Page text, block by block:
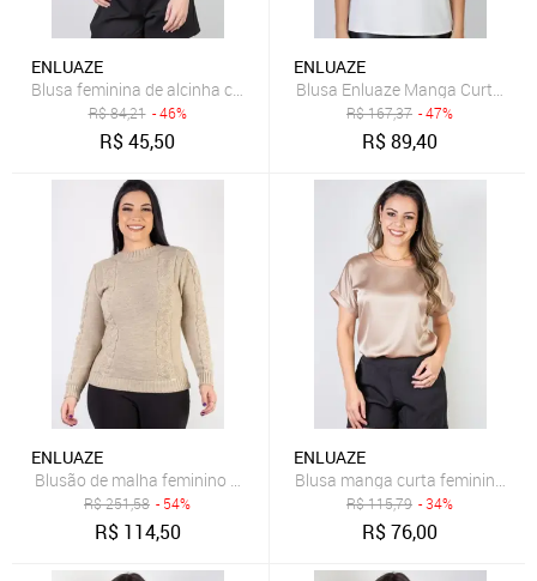
ENLUAZE
Blusa feminina de alcinha cetim 71103 - Bege
R$84,21 - 46%
R$45,50
ENLUAZE
Blusa Enluaze Manga Curta
R$167,37 - 47%
R$89,40
ENLUAZE
Blusão de malha feminino com tranças 60008 - Bege
R$251,58 - 54%
R$ 114,50
ENLUAZE
Blusa manga curta feminina
R$115,79 - 34%
R$76,00